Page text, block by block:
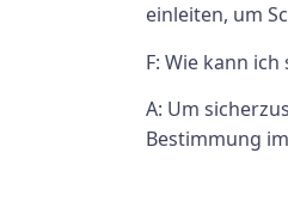
einleiten, um
F: Wie kann
A: Um
Bestimmung